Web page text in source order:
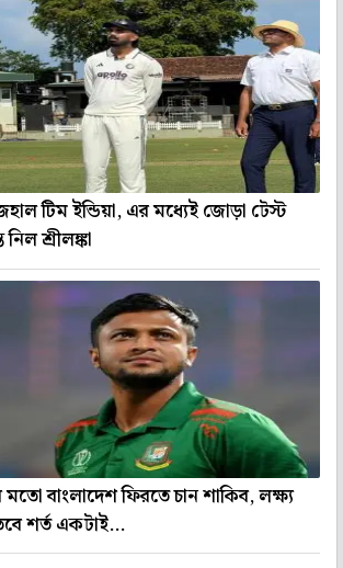
টিম ইন্ডিয়া, এর মধ্যেই জোড়া টেস্ট
নিল শ্রীলঙ্কা
মতো বাংলাদেশ ফিরতে চান শাকিব, লক্ষ্য
শর্ত একটাই...